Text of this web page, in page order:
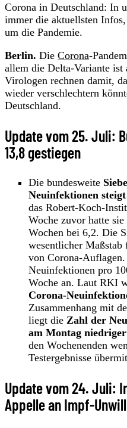
Corona in Deutschland: In
immer die aktuellsten
um die Pandemie.
Berlin. Die Corona-
allem die Delta-Variante
Virologen rechnen damit,
wieder verschlechtern
Deutschland.
Update vom 25. Juli:
13,8 gestiegen
Die bundesweite
Neuinfektionen steigt
das Robert-Koch-
Woche zuvor hatte
Wochen bei 6,2. Die
wesentlicher
von Corona-
Neuinfektionen pro
Woche an. Laut RKI
Corona-
Zusammenhang mit
liegt die Zahl der
am Montag niedriger
den Wochenenden
Testergebnisse
Update vom 24. Juli:
Appelle an Impf-